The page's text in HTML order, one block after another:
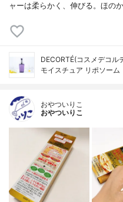
ャーは柔らかく、伸びる。ほの
DECORTÉ(コスメデコル
モイスチュア リポソーム
おやついりこ
おやついりこ